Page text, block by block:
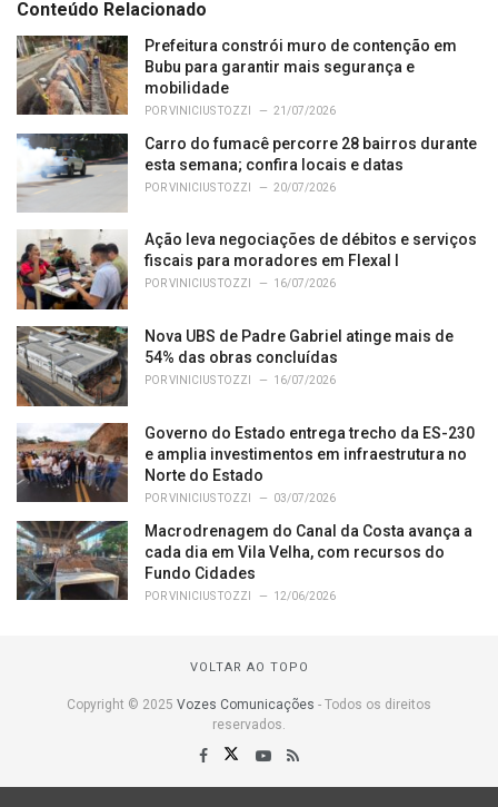
e
o
r
i
e
:
Conteúdo Relacionado
Prefeitura constrói muro de contenção em
Bubu para garantir mais segurança e
mobilidade
PORVINICIUS TOZZI 21/07/2026
Carro do fumacê percorre 28 bairros durante
esta semana; confira locais e datas
PORVINICIUS TOZZI 20/07/2026
Ação leva negociações de débitos e serviços
fiscais para moradores em Flexal I
PORVINICIUS TOZZI 16/07/2026
Nova UBS de Padre Gabriel atinge mais de
54% das obras concluídas
PORVINICIUS TOZZI 16/07/2026
Governo do Estado entrega trecho da ES-230
e amplia investimentos em infraestrutura no
Norte do Estado
PORVINICIUS TOZZI 03/07/2026
Macrodrenagem do Canal da Costa avança a
cada dia em Vila Velha, com recursos do
Fundo Cidades
PORVINICIUS TOZZI 12/06/2026
VOLTAR AO TOPO
Copyright © 2025 Vozes Comunicações - Todos os direitos
reservados.